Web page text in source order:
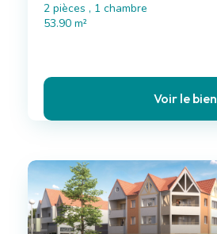
2 pièces , 1 chambre
53.90 m²
Voir le bien